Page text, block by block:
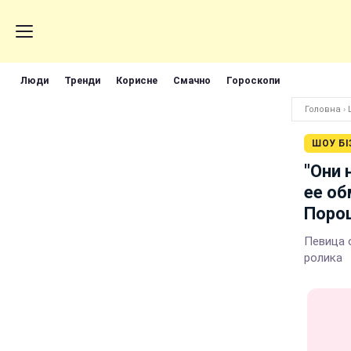
Люди Тренди Корисне Смачно Гороскопи
Головна ›
ШОУ
"Они
ее
Певица
ролика